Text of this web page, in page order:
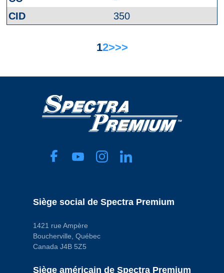
350
12>>>
Siège social de Spectra Premium
1421 rue Ampère
Boucherville, Québec
Canada J4B 5Z5
Siège américain de Spectra Premium